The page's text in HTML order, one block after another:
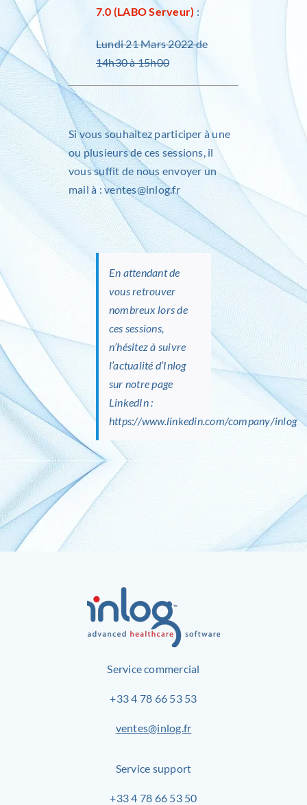
7.0 (LABO Serveur) :
Lundi 21 Mars 2022 de
14h30 à 15h00
Si vous souhaitez participer à une
ou plusieurs de ces sessions, il
vous suffit de nous envoyer un
mail à : ventes@inlog.fr
En attendant de
vous retrouver
nombreux lors de
ces sessions,
n’hésitez à suivre
l’actualité d’Inlog
sur notre page
LinkedIn :
https://www.linkedin.com/company/inlog
Service commercial
+33 4 78 66 53 53
ventes@inlog.fr
Service support
+33 4 78 66 53 50